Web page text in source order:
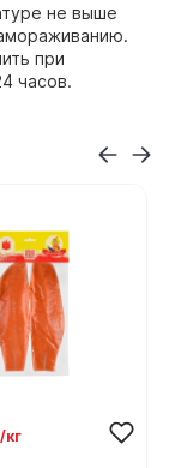
не выше
при
часов.
кг